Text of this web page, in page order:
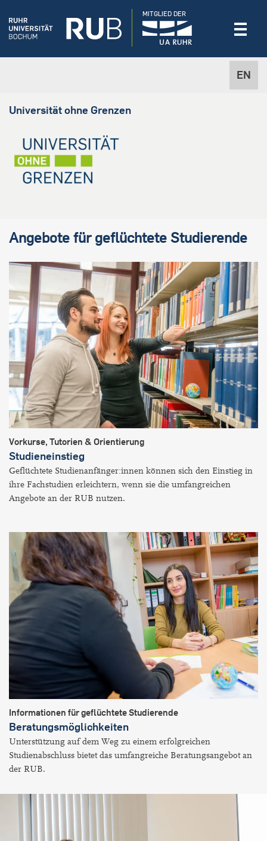
EN
MITGLIED DER
Universität ohne Grenzen
Angebote für geflüchtete Studierende
Vorkurse, Tutorien & Orientierung
Studieneinstieg
Geflüchtete Studienanfänger:innen können sich den Einstieg in
ihre Fachstudien erleichtern, wenn sie die umfangreichen
Angebote an der RUB nutzen.
Informationen für geflüchtete Studierende
Beratungsmöglichkeiten
Unterstützung auf dem Weg zu einem erfolgreichen
Studienabschluss bietet das umfangreiche Beratungsangebot an
der RUB.